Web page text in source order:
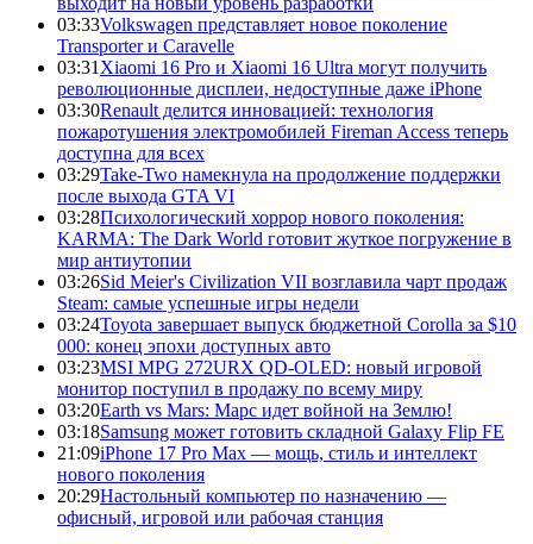
03:33Volkswagen представляет новое поколение
Transporter и Caravelle
03:31 Xiaomi 16 Pro и Xiaomi 16 Ultra могут получить
революционные дисплеи, недоступные даже iPhone
03:30Renault делится инновацией: технология
пожаротушения электромобилей Fireman Access теперь
доступна для всех
03:29Take-Two намекнула на продолжение поддержки
после выхода GTA VI
03:28Психологический хоррор нового поколения:
KARMA: The Dark World готовит жуткое погружение в
мир антиутопии
03:26Sid Meier's Civilization VII возглавила чарт продаж
Steam: самые успешные игры недели
03:24Toyota завершает выпуск бюджетной Corolla за $10
000: конец эпохи доступных авто
03:23MSI MPG 272URX QD-OLED: новый игровой
монитор поступил в продажу по всему миру
03:20Earth vs Mars: Марс идет войной на Землю!
03:18Samsung может готовить складной Galaxy Flip FE
21:09iPhone 17 Pro Max — мощь, стиль и интеллект
нового поколения
20:29Настольный компьютер по назначению —
офисный, игровой или рабочая станция